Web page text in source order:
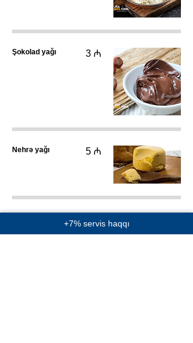
Şokolad yağı 3 ₼
Nehrə yağı 5 ₼
4 ₼
+7% servis haqqı